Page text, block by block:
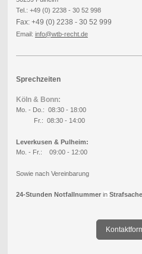
Tel.: +49 (0) 2238 - 30 52 998
Fax: +49 (0) 2238 - 30 52 999
Email: info@wtb-recht.de
Sprechzeiten
Köln & Bonn:
Mo. - Do.: 08:30 - 18:00
Fr.: 08:30 - 14:00
Leverkusen & Pulheim:
Mo. - Fr.: 09:00 - 12:00
Sowie nach Vereinbarung
24-Stunden Notfallnummer in